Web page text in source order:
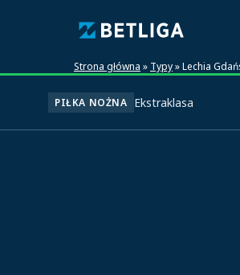
Strona główna » Typy»Lechia
PIŁKA NOŻNA Ekstraklasa